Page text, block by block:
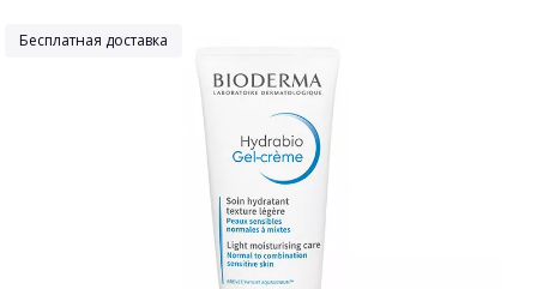
Бесплатная доставка